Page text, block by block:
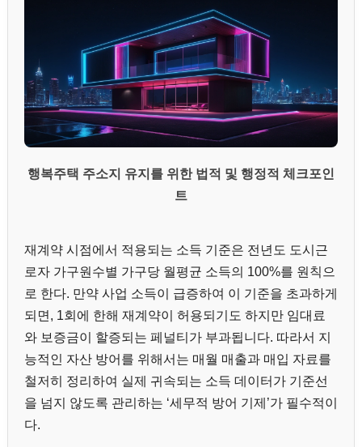
행복주택 주소지 유지를 위한 법적 및 행정적 체크포인
트
재계약 시점에서 적용되는 소득 기준은 전년도 도시근
로자 가구원수별 가구당 월평균 소득의 100%를 원칙으
로 한다. 만약 사업 소득이 급증하여 이 기준을 초과하게
되면, 1회에 한해 재계약이 허용되기도 하지만 임대료
와 보증금이 할증되는 페널티가 부과됩니다. 따라서 지
능적인 자산 방어를 위해서는 매월 매출과 매입 자료를
철저히 정리하여 실제 귀속되는 소득 데이터가 기준선
을 넘지 않도록 관리하는 ‘세무적 방어 기제’가 필수적이
다.